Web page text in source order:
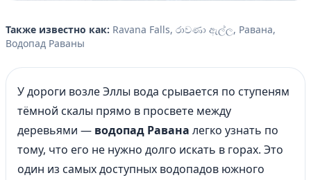
1
of
Также известно как: Ravana Falls, රාවණා ඇල්ල, Равана,
Водопад Раваны
У дороги возле Эллы вода срывается по ступеням
тёмной скалы прямо в просвете между
деревьями — водопад Равана легко узнать по
тому, что его не нужно долго искать в горах. Это
один из самых доступных водопадов южного